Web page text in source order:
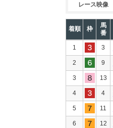
レース映像
着順 枠
馬
番
1 3
2 9
3 13
4 4
5 11
6 12